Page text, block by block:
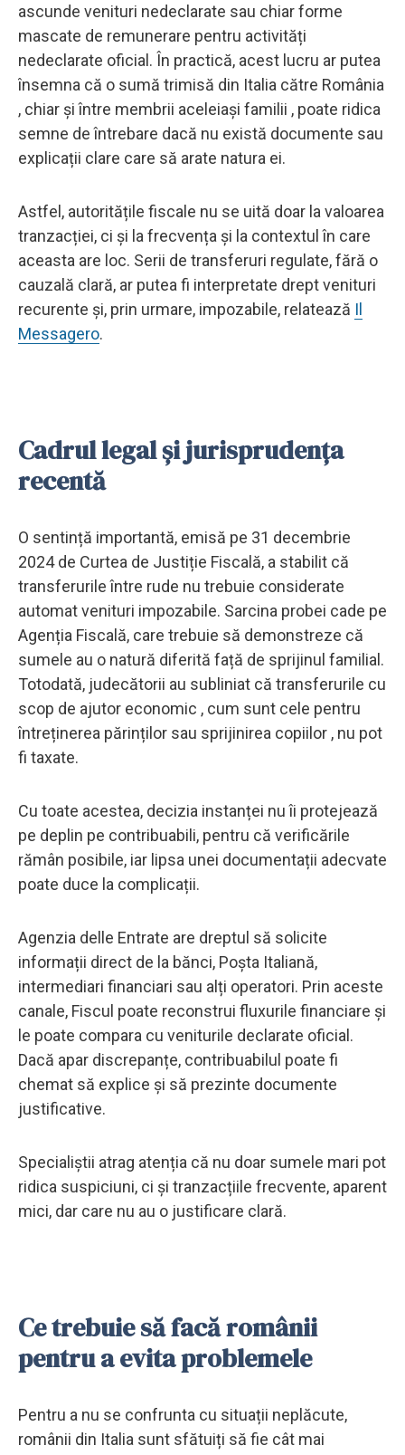
ascunde venituri nedeclarate sau chiar forme
mascate de remunerare pentru activități
nedeclarate oficial. În practică, acest lucru ar putea
însemna că o sumă trimisă din Italia către România
, chiar și între membrii aceleiași familii , poate ridica
semne de întrebare dacă nu există documente sau
explicații clare care să arate natura ei.
Astfel, autoritățile fiscale nu se uită doar la valoarea
tranzacției, ci și la frecvența și la contextul în care
aceasta are loc. Serii de transferuri regulate, fără o
cauzală clară, ar putea fi interpretate drept venituri
recurente și, prin urmare, impozabile, relatează Il
Messagero.
Cadrul legal și jurisprudența
recentă
O sentință importantă, emisă pe 31 decembrie
2024 de Curtea de Justiție Fiscală, a stabilit că
transferurile între rude nu trebuie considerate
automat venituri impozabile. Sarcina probei cade pe
Agenția Fiscală, care trebuie să demonstreze că
sumele au o natură diferită față de sprijinul familial.
Totodată, judecătorii au subliniat că transferurile cu
scop de ajutor economic , cum sunt cele pentru
întreținerea părinților sau sprijinirea copiilor , nu pot
fi taxate.
Cu toate acestea, decizia instanței nu îi protejează
pe deplin pe contribuabili, pentru că verificările
rămân posibile, iar lipsa unei documentații adecvate
poate duce la complicații.
Agenzia delle Entrate are dreptul să solicite
informații direct de la bănci, Poșta Italiană,
intermediari financiari sau alți operatori. Prin aceste
canale, Fiscul poate reconstrui fluxurile financiare și
le poate compara cu veniturile declarate oficial.
Dacă apar discrepanțe, contribuabilul poate fi
chemat să explice și să prezinte documente
justificative.
Specialiștii atrag atenția că nu doar sumele mari pot
ridica suspiciuni, ci și tranzacțiile frecvente, aparent
mici, dar care nu au o justificare clară.
Ce trebuie să facă românii
pentru a evita problemele
Pentru a nu se confrunta cu situații neplăcute,
românii din Italia sunt sfătuiți să fie cât mai